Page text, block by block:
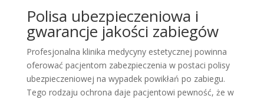
Polisa ubezpieczeniowa i
gwarancje jakości zabiegów
Profesjonalna klinika medycyny estetycznej powinna
oferować pacjentom zabezpieczenia w postaci polisy
ubezpieczeniowej na wypadek powikłań po zabiegu.
Tego rodzaju ochrona daje pacjentowi pewność, że w